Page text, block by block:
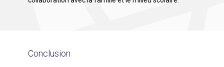
Conclusion